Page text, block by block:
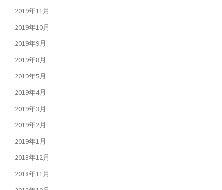
2019年11月
2019年10月
2019年9月
2019年8月
2019年5月
2019年4月
2019年3月
2019年2月
2019年1月
2018年12月
2018年11月